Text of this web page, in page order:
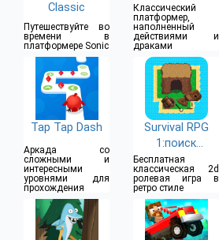
Classic
Путешествуйте во
времени в
платформере Sonic
Классический
платформер,
наполненный
действиями и
драками
Tap Tap Dash
Аркада со
сложными и
интересными
уровнями для
прохождения
Survival RPG
1:поиск
выживание
Бесплатная
классическая 2d
ролевая игра в
ретро стиле